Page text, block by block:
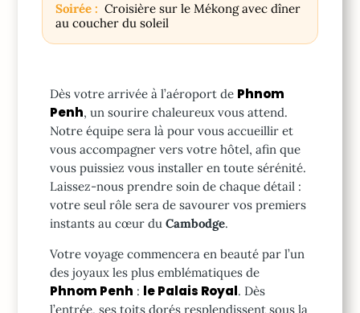
Soirée : Croisière sur le Mékong avec dîner
au coucher du soleil
Dès votre arrivée à l’aéroport de Phnom
Penh, un sourire chaleureux vous attend.
Notre équipe sera là pour vous accueillir et
vous accompagner vers votre hôtel, afin que
vous puissiez vous installer en toute sérénité.
Laissez-nous prendre soin de chaque détail :
votre seul rôle sera de savourer vos premiers
instants au cœur duCambodge.
Votre voyage commencera en beauté par l’un
des joyaux les plus emblématiques de
Phnom Penh : le Palais Royal. Dès
l’entrée, ses toits dorés resplendissent sous la